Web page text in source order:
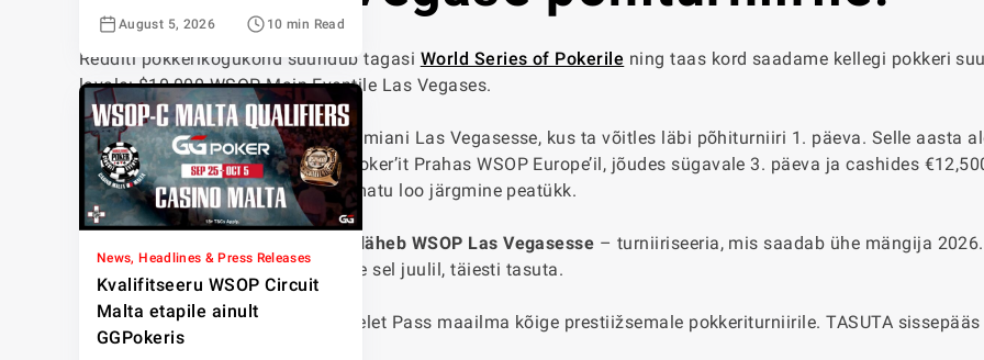
Redditi pokkerikogukond suundub tagasi World Series of Pokerile ning taas kord saadame kellegi pokkeri
lavale: $10,000 WSOP Main Eventile Las Vegases.
Eelmisel aastal saatsime Remi Alamiani Las Vegasesse, kus ta võitles läbi põhiturniiri 1. päeva. Selle aasta
esindas Aleksandar Kozomara r/poker’it Prahas WSOP Europe’il, jõudes sügavale 3. päeva ja cashides
on SINA kord kirjutada selle uskumatu loo järgmine peatükk.
r/poker läheb WSOP Las Vegasesse – turniiriseeria, mis saadab ühe mängija
WSOP põhiturniirile Las Vegasesse sel juulil, täiesti tasuta.
Jah, lugesid õigesti. $10,000 Bracelet Pass maailma kõige prestiižsemale pokkeriturniirile. TASUTA
aegade suurimale pokkeriturniirile.
August 5, 2026 10 min Read
News, Headlines & Press Releases
Kvalifitseeru WSOP Circuit
Malta etapile ainult
GGPokeris